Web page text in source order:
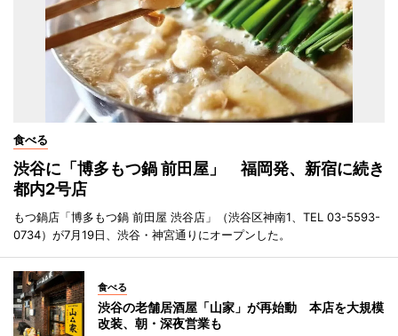
食べる
渋谷に「博多もつ鍋 前田屋」 福岡発、新宿に続き
都内2号店
もつ鍋店「博多もつ鍋 前田屋 渋谷店」（渋谷区神南1、TEL 03-5593-
0734）が7月19日、渋谷・神宮通りにオープンした。
食べる
渋谷の老舗居酒屋「山家」が再始動 本店を大規模
改装、朝・深夜営業も